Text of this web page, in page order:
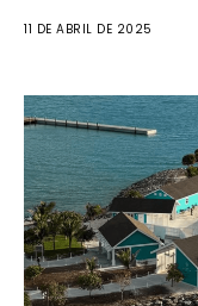
11 DE ABRIL DE 2025